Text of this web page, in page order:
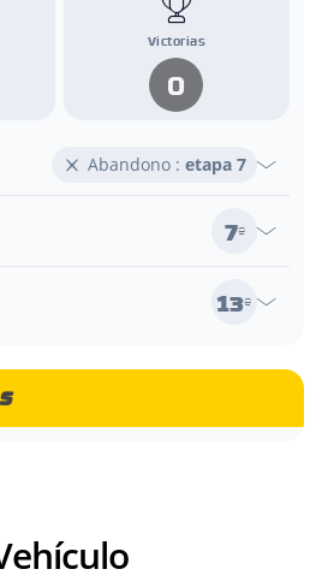
Victorias
0
Abandono : etapa 7
7e
13e
Vehículo